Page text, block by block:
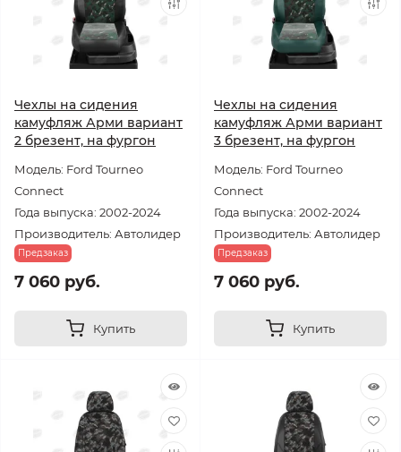
Чехлы на сидения
камуфляж Арми вариант
2 брезент, на фургон
Модель: Ford Tourneo
Connect
Года выпуска: 2002-2024
Производитель: Автолидер
Предзаказ
7 060 руб.
Купить
Чехлы на сидения
камуфляж Арми вариант
3 брезент, на фургон
Модель: Ford Tourneo
Connect
Года выпуска: 2002-2024
Производитель: Автолидер
Предзаказ
7 060 руб.
Купить